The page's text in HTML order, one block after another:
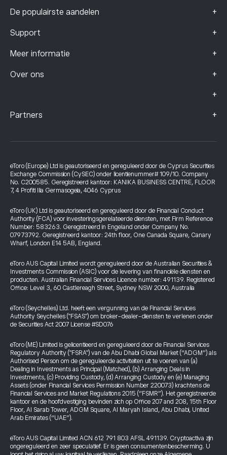
De populairste aandelen +
Support +
Meer informatie +
Over ons +
+
Partners +
eToro (Europe) Ltd is geautoriseerd en gereguleerd door de Cyprus Securities
Exchange Commission (CySEC) onder licentienummer# 109/10. Company
No. C200585. Geregistreerd kantoor: KANIKA BUSINESS CENTRE, FLOOR
7, 4 Profiti Ilia Germasogeia, 4046 Cyprus
eToro (UK) Ltd is geautoriseerd en gereguleerd door de Financial Conduct
Authority (FCA) voor investeringsgerelateerde diensten, met Firm Reference
Number: 583263. Geregistreerd in Engeland onder Company No.
07973792. Geregistreerd kantoor: 24th floor, One Canada Square, Canary
Wharf, London E14 5AB, England.
eToro AUS Capital Limited wordt gereguleerd door de Australian Securities &
Investments Commission (ASIC) voor de levering van financiële diensten en
producten. Australian Financial Services Licence number: 491139. Registered
Office: Level 3, 60 Castlereagh Street, Sydney NSW 2000, Australia
eToro (Seychelles) Ltd. heeft een vergunning van de Financial Services
Authority Seychelles ("FSAS") om broker-dealer-diensten te verlenen onder
de Securities Act 2007 License #SD076
eToro (ME) Limited is gelicentieerd en gereguleerd door de Financial Services
Regulatory Authority ("FSRA") van de Abu Dhabi Global Market (“ADGM”) als
Authorised Person om de gereguleerde activiteiten uit te voeren van (a)
Dealing in Investments as Principal (Matched), (b) Arranging Deals in
Investments, (c) Providing Custody, (d) Arranging Custody en (e) Managing
Assets (onder Financial Services Permission Number 220073) krachtens de
Financial Services and Market Regulations 2015 (“FSMR”). Het geregistreerde
kantoor en de hoofdvestiging bevinden zich op Office 207 and 208, 15th Floor
Floor, Al Sarab Tower, ADGM Square, Al Maryah Island, Abu Dhabi, United
Arab Emirates (“UAE”).
eToro AUS Capital Limited ACN 612 791 803 AFSL 491139. Cryptoactiva zijn
ongereguleerd en zeer speculatief. Er is geen consumentenbescherming. U